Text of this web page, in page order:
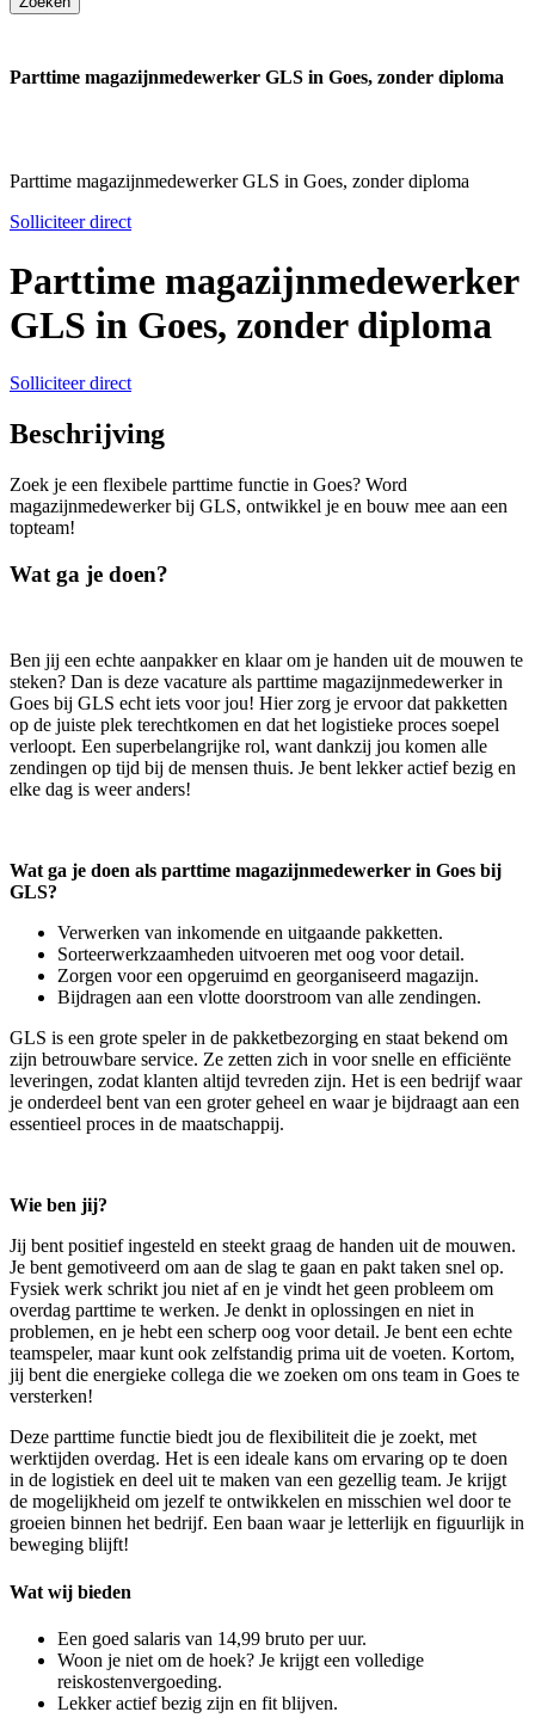
Parttime magazijnmedewerker GLS in Goes, zonder diploma
Parttime magazijnmedewerker GLS in Goes, zonder diploma
Solliciteer direct
Parttime magazijnmedewerker
GLS in Goes, zonder diploma
Solliciteer direct
Beschrijving
Zoek je een flexibele parttime functie in Goes? Word
magazijnmedewerker bij GLS, ontwikkel je en bouw mee aan een
topteam!
Wat ga je doen?
Ben jij een echte aanpakker en klaar om je handen uit de mouwen te
steken? Dan is deze vacature als parttime magazijnmedewerker in
Goes bij GLS echt iets voor jou! Hier zorg je ervoor dat pakketten
op de juiste plek terechtkomen en dat het logistieke proces soepel
verloopt. Een superbelangrijke rol, want dankzij jou komen alle
zendingen op tijd bij de mensen thuis. Je bent lekker actief bezig en
elke dag is weer anders!
Wat ga je doen als parttime magazijnmedewerker in Goes bij
GLS?
Verwerken van inkomende en uitgaande pakketten.
Sorteerwerkzaamheden uitvoeren met oog voor detail.
Zorgen voor een opgeruimd en georganiseerd magazijn.
Bijdragen aan een vlotte doorstroom van alle zendingen.
GLS is een grote speler in de pakketbezorging en staat bekend om
zijn betrouwbare service. Ze zetten zich in voor snelle en efficiënte
leveringen, zodat klanten altijd tevreden zijn. Het is een bedrijf waar
je onderdeel bent van een groter geheel en waar je bijdraagt aan een
essentieel proces in de maatschappij.
Wie ben jij?
Jij bent positief ingesteld en steekt graag de handen uit de mouwen.
Je bent gemotiveerd om aan de slag te gaan en pakt taken snel op.
Fysiek werk schrikt jou niet af en je vindt het geen probleem om
overdag parttime te werken. Je denkt in oplossingen en niet in
problemen, en je hebt een scherp oog voor detail. Je bent een echte
teamspeler, maar kunt ook zelfstandig prima uit de voeten. Kortom,
jij bent die energieke collega die we zoeken om ons team in Goes te
versterken!
Deze parttime functie biedt jou de flexibiliteit die je zoekt, met
werktijden overdag. Het is een ideale kans om ervaring op te doen
in de logistiek en deel uit te maken van een gezellig team. Je krijgt
de mogelijkheid om jezelf te ontwikkelen en misschien wel door te
groeien binnen het bedrijf. Een baan waar je letterlijk en figuurlijk in
beweging blijft!
Wat wij bieden
Een goed salaris van 14,99 bruto per uur.
Woon je niet om de hoek? Je krijgt een volledige
reiskostenvergoeding.
Lekker actief bezig zijn en fit blijven.